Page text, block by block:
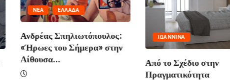
NΈΑ ΕΛΛΆΔΑ
Ανδρέας Σπηλιωτόπουλος:
«Ήρωες του Σήμερα» στην
Αίθουσα...
ΙΩΑΝΝΙΝΑ
Από το Σχέδιο στην
Πραγματικότητα